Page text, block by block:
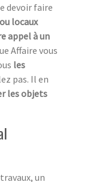
devoir faire
locaux
appel à un
Affaire vous
les
pas. Il en
les objets
un